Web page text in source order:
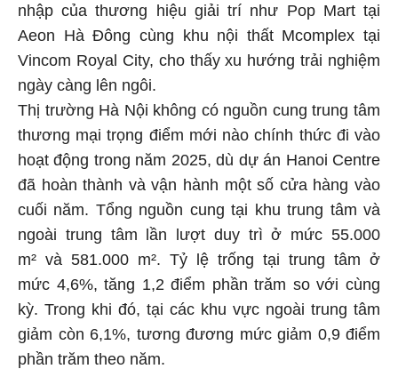
nhập của thương hiệu giải trí như Pop Mart tại
Aeon Hà Đông cùng khu nội thất Mcomplex tại
Vincom Royal City, cho thấy xu hướng trải nghiệm
ngày càng lên ngôi.
Thị trường Hà Nội không có nguồn cung trung tâm
thương mại trọng điểm mới nào chính thức đi vào
hoạt động trong năm 2025, dù dự án Hanoi Centre
đã hoàn thành và vận hành một số cửa hàng vào
cuối năm. Tổng nguồn cung tại khu trung tâm và
ngoài trung tâm lần lượt duy trì ở mức 55.000
m² và 581.000 m². Tỷ lệ trống tại trung tâm ở
mức 4,6%, tăng 1,2 điểm phần trăm so với cùng
kỳ. Trong khi đó, tại các khu vực ngoài trung tâm
giảm còn 6,1%, tương đương mức giảm 0,9 điểm
phần trăm theo năm.